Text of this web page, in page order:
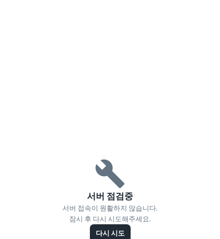
서버 점검중
서버 접속이 원활하지 않습니다.
잠시 후 다시 시도해주세요.
다시 시도